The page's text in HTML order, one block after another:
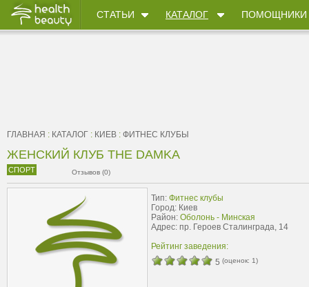
СТАТЬИ КАТАЛОГ ПОМОЩНИКИ
ГЛАВНАЯ : КАТАЛОГ : КИЕВ : ФИТНЕС КЛУБЫ
ЖЕНСКИЙ КЛУБ THE DAMKA
СПОРТ Отзывов (0)
Тип: Фитнес клубы
Город: Киев
Район: Оболонь - Минская
Адрес: пр. Героев Сталинграда, 14
Рейтинг заведения:
5 (оценок: 1)